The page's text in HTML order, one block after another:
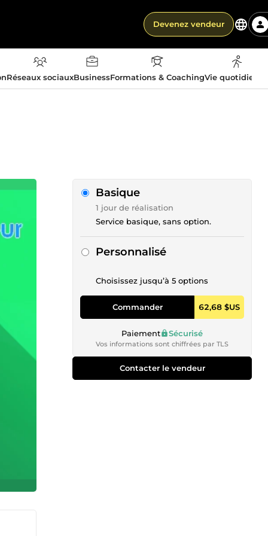
Devenez vendeur
Réseaux sociauxBusinessFormations & CoachingVie
Basique
1 jour de réalisation
Service basique, sans option.
Personnalisé
Choisissez jusqu’à 5 options
Commander 62,68 $US
Paiement Sécurisé
Vos informations sont chiffrées par TLS
Contacter le vendeur